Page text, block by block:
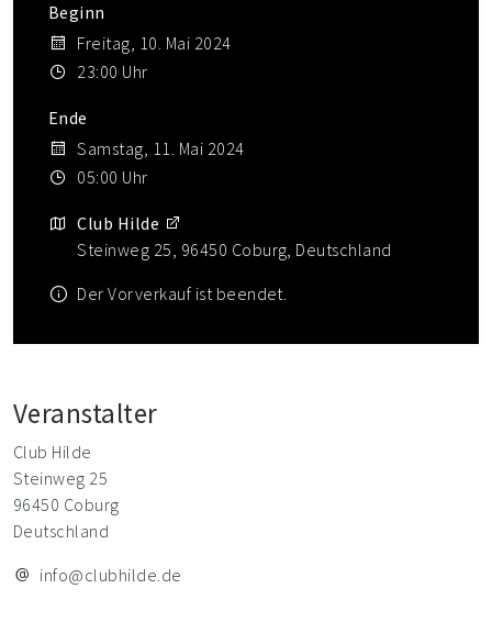
Beginn
Freitag, 10. Mai 2024
23:00 Uhr
Ende
Samstag, 11. Mai 2024
05:00 Uhr
Club Hilde
Steinweg 25, 96450 Coburg, Deutschland
Der Vorverkauf ist beendet.
Veranstalter
Club Hilde
Steinweg 25
96450 Coburg
Deutschland
info@clubhilde.de